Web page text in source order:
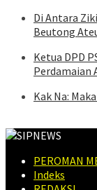
Di Antara
Beutong
Ketua DPD
Perdamaian
Kak Na:
PEROMAN
Indeks